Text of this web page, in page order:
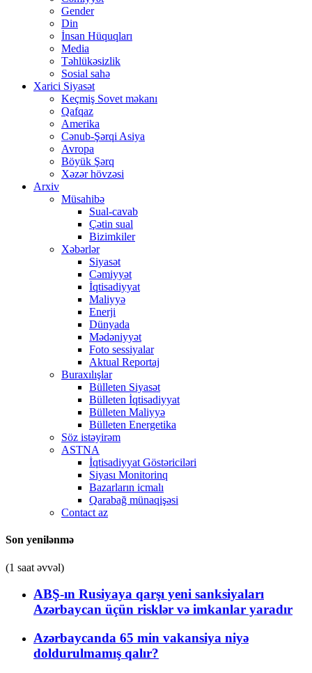
Gender
Din
İnsan Hüquqları
Media
Təhlükəsizlik
Sosial sahə
Xarici Siyasət
Keçmiş Sovet məkanı
Qafqaz
Amerika
Cənub-Şərqi Asiya
Avropa
Böyük Şərq
Xəzər hövzəsi
Arxiv
Müsahibə
Sual-cavab
Çətin sual
Bizimkiler
Xəbərlər
Siyasət
Cəmiyyət
İqtisadiyyat
Maliyyə
Enerji
Dünyada
Mədəniyyət
Foto sessiyalar
Aktual Reportaj
Buraxılışlar
Bülleten Siyasət
Bülleten İqtisadiyyat
Bülleten Maliyyə
Bülleten Energetika
Söz istəyirəm
ASTNA
İqtisadiyyat Göstəriciləri
Siyası Monitorinq
Bazarların icmalı
Qarabağ münaqişəsi
Contact az
Son yenilənmə
(1 saat əvvəl)
ABŞ-ın Rusiyaya qarşı yeni sanksiyaları
Azərbaycan üçün risklər və imkanlar yaradır
Azərbaycanda 65 min vakansiya niyə
doldurulmamış qalır?